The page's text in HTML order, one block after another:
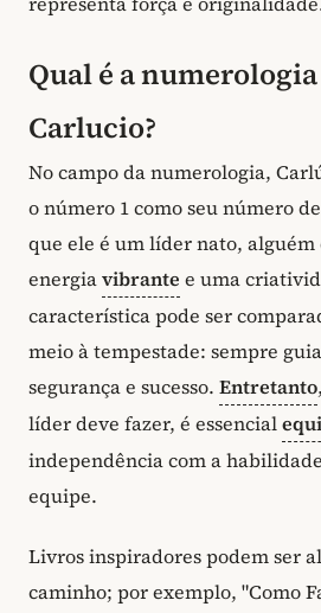
Qual é a
Carlucio?
No campo da numerologia,
o número 1 como seu número
que ele é um líder nato, alguém
energiavibrante e uma
característica pode ser
meio à tempestade: sempre
segurança e sucesso. Entretanto
líder deve fazer, é essencial
independência com a
equipe.
Livros inspiradores podem ser
caminho; por exemplo, "Como